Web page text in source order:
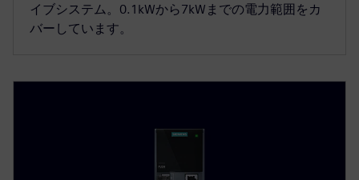
イブシステム。0.1kWから7kWまでの電力範囲をカ
バーしています。